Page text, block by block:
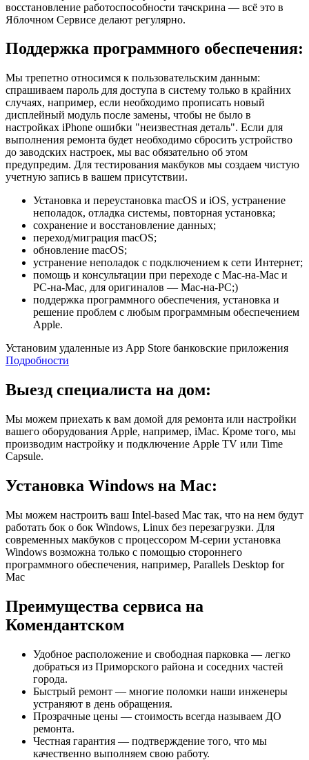
восстановление работоспособности тачскрина — всё это в
Яблочном Сервисе делают регулярно.
Поддержка программного обеспечения:
Мы трепетно относимся к пользовательским данным:
спрашиваем пароль для доступа в систему только в крайних
случаях, например, если необходимо прописать новый
дисплейный модуль после замены, чтобы не было в
настройках iPhone ошибки "неизвестная деталь". Если для
выполнения ремонта будет необходимо сбросить устройство
до заводских настроек, мы вас обязательно об этом
предупредим. Для тестирования макбуков мы создаем чистую
учетную запись в вашем присутствии.
Установка и переустановка macOS и iOS, устранение
неполадок, отладка системы, повторная установка;
сохранение и восстановление данных;
переход/миграция macOS;
обновление macOS;
устранение неполадок с подключением к сети Интернет;
помощь и консультации при переходе с Mac-на-Mac и
PC-на-Mac, для оригиналов — Mac-на-PC;)
поддержка программного обеспечения, установка и
решение проблем с любым программным обеспечением
Apple.
Установим удаленные из App Store банковские приложения
Подробности
Выезд специалиста на дом:
Мы можем приехать к вам домой для ремонта или настройки
вашего оборудования Apple, например, iMac. Кроме того, мы
производим настройку и подключение Apple TV или Time
Capsule.
Установка Windows на Mac:
Мы можем настроить ваш Intel-based Mac так, что на нем будут
работать бок о бок Windows, Linux без перезагрузки. Для
современных макбуков с процессором M-серии установка
Windows возможна только с помощью стороннего
программного обеспечения, например, Parallels Desktop for
Mac
Преимущества сервиса на
Комендантском
Удобное расположение и свободная парковка — легко
добраться из Приморского района и соседних частей
города.
Быстрый ремонт — многие поломки наши инженеры
устраняют в день обращения.
Прозрачные цены — стоимость всегда называем ДО
ремонта.
Честная гарантия — подтверждение того, что мы
качественно выполняем свою работу.